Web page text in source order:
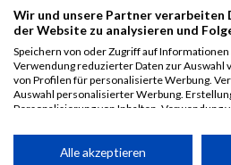
Wir und unsere Partner verarbeiten
der Website zu analysieren und
Speichern von oder Zugriff auf
Verwendung reduzierter Daten zur Auswahl
von Profilen für personalisierte Werbung.
Auswahl personalisierter Werbung.
Personalisierung von Inhalten. Verwendung
Performance von Inhalten. Analyse von
Kombinationen von Daten aus
Alle akzeptieren